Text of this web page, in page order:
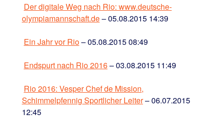
Der digitale Weg nach Rio: www.deutsche-
olympiamannschaft.de– 05.08.2015 14:39
Ein Jahr vor Rio– 05.08.2015 08:49
Endspurt nach Rio 2016– 03.08.2015 11:49
Rio 2016: Vesper Chef de Mission,
Schimmelpfennig Sportlicher Leiter– 06.07.2015
12:45